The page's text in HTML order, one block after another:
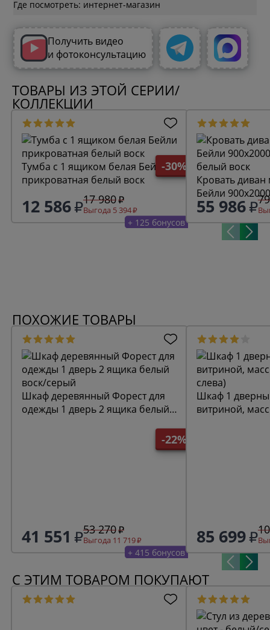
Где посмотреть: интернет-магазин
Получить видео
и фотоконсультацию
ТОВАРЫ ИЗ ЭТОЙ СЕРИИ/
КОЛЛЕКЦИИ
-30%
Тумба с 1 ящиком белая Бейли
прикроватная белый воск
12 586 17 980
Выгода 5 394
+ 125 бонусов
Кровать
Бейли
белый воск
55 986
ПОХОЖИЕ ТОВАРЫ
-22%
Шкаф деревянный Форест для
одежды 1 дверь 2 ящика белый
41 551 53 270
Выгода 11 719
+ 415 бонусов
Шкаф 1
витриной,
85 699
С ЭТИМ ТОВАРОМ ПОКУПАЮТ